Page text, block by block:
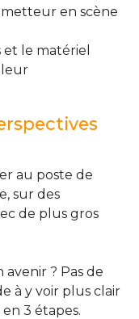
en scène
le matériel
leur
au poste de
sur des
de plus gros
? Pas de
à y voir plus clair
3 étapes.